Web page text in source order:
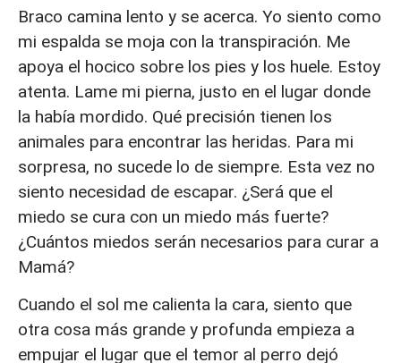
Braco camina lento y se acerca. Yo siento como
mi espalda se moja con la transpiración. Me
apoya el hocico sobre los pies y los huele. Estoy
atenta. Lame mi pierna, justo en el lugar donde
la había mordido. Qué precisión tienen los
animales para encontrar las heridas. Para mi
sorpresa, no sucede lo de siempre. Esta vez no
siento necesidad de escapar. ¿Será que el
miedo se cura con un miedo más fuerte?
¿Cuántos miedos serán necesarios para curar a
Mamá?
Cuando el sol me calienta la cara, siento que
otra cosa más grande y profunda empieza a
empujar el lugar que el temor al perro dejó